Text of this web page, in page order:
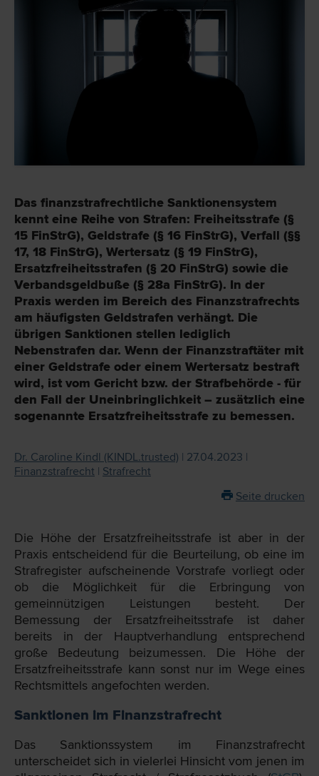
Das finanzstrafrechtliche Sanktionensystem
kennt eine Reihe von Strafen: Freiheitsstrafe (§
15 FinStrG), Geldstrafe (§ 16 FinStrG), Verfall (§§
17, 18 FinStrG), Wertersatz (§ 19 FinStrG),
Ersatzfreiheitsstrafen (§ 20 FinStrG) sowie die
Verbandsgeldbuße (§ 28a FinStrG). In der
Praxis werden im Bereich des Finanzstrafrechts
am häufigsten Geldstrafen verhängt. Die
übrigen Sanktionen stellen lediglich
Nebenstrafen dar. Wenn der Finanzstraftäter mit
einer Geldstrafe oder einem Wertersatz bestraft
wird, ist vom Gericht bzw. der Strafbehörde - für
den Fall der Uneinbringlichkeit – zusätzlich eine
sogenannte Ersatzfreiheitsstrafe zu bemessen.
Dr. Caroline Kindl (KINDL.trusted) | 27.04.2023 |
Finanzstrafrecht | Strafrecht
Seite drucken
Die Höhe der Ersatzfreiheitsstrafe ist aber in der
Praxis entscheidend für die Beurteilung, ob eine im
Strafregister aufscheinende Vorstrafe vorliegt oder
ob die Möglichkeit für die Erbringung von
gemeinnützigen Leistungen besteht. Der
Bemessung der Ersatzfreiheitsstrafe ist daher
bereits in der Hauptverhandlung entsprechend
große Bedeutung beizumessen. Die Höhe der
Ersatzfreiheitsstrafe kann sonst nur im Wege eines
Rechtsmittels angefochten werden.
Sanktionen im Finanzstrafrecht
Das Sanktionssystem im Finanzstrafrecht
unterscheidet sich in vielerlei Hinsicht vom jenen im